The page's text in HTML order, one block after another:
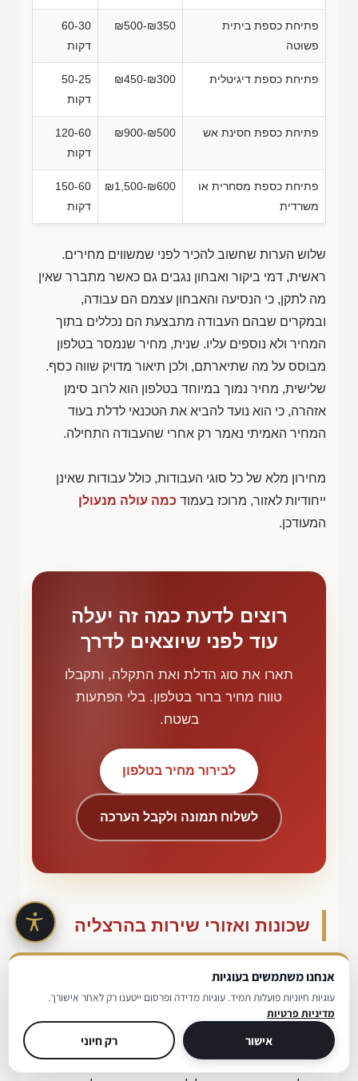
פתיחת כספת ביתית
פשוטה
₪500-₪350
60-30
דקות
פתיחת כספת דיגיטלית ₪450-₪300
50-25
דקות
פתיחת כספת חסינת אש ₪900-₪500
120-60
דקות
פתיחת כספת מסחרית או
משרדית
₪1,500-₪600
150-60
דקות
שלוש הערות שחשוב להכיר לפני שמשווים מחירים.
ראשית, דמי ביקור ואבחון נגבים גם כאשר מתברר שאין
מה לתקן, כי הנסיעה והאבחון עצמם הם עבודה,
ובמקרים שבהם העבודה מתבצעת הם נכללים בתוך
המחיר ולא נוספים עליו. שנית, מחיר שנמסר בטלפון
מבוסס על מה שתיארתם, ולכן תיאור מדויק שווה כסף.
שלישית, מחיר נמוך במיוחד בטלפון הוא לרוב סימן
אזהרה, כי הוא נועד להביא את הטכנאי לדלת בעוד
המחיר האמיתי נאמר רק אחרי שהעבודה התחילה.
מחירון מלא של כל סוגי העבודות, כולל עבודות שאינן
ייחודיות לאזור, מרוכז בעמוד כמה עולה מנעולן
המעודכן.
רוצים לדעת כמה זה יעלה
עוד לפני שיוצאים לדרך
תארו את סוג הדלת ואת התקלה, ותקבלו
טווח מחיר ברור בטלפון. בלי הפתעות
בשטח.
לבירור מחיר בטלפון
לשלוח תמונה ולקבל הערכה
שכונות ואזורי שירות בהרצליה
השירות מגיע לכל שכונות הרצליה ולסביבתה
הקרובה. מסירת שם השכונה בשיחה הראשונה
מקצרת את זמן ההגעה יותר מכל פרט אחר.
אלה השכונות שאליהן אנחנו מגיעים באופן שוטף:
אנחנו משתמשים בעוגיות
עוגיות חיוניות פועלות תמיד. עוגיות מדידה ופרסום ייטענו רק לאחר אישורך.
מדיניות פרטיות
אישור רק חיוני